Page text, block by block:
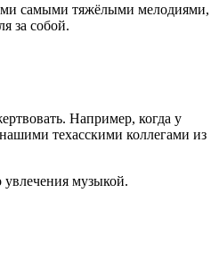
самыми тяжёлыми мелодиями,
за собой.
Например, когда у
техасскими коллегами из
музыкой.